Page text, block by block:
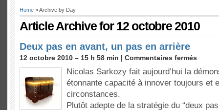
Home » Archive by Day
Article Archive for 12 octobre 2010
Deux pas en avant, un pas en arrière
12 octobre 2010 – 15 h 58 min | Commentaires fermés
Nicolas Sarkozy fait aujourd’hui la
étonnante capacité à innover toujours et
circonstances.
Plutôt adepte de la stratégie du “deux